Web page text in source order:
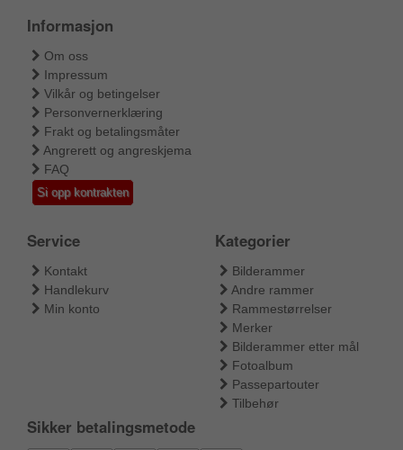
Informasjon
Om oss
Impressum
Vilkår og betingelser
Personvernerklæring
Frakt og betalingsmåter
Angrerett og angreskjema
FAQ
Si opp kontrakten
Service
Kontakt
Handlekurv
Min konto
Kategorier
Bilderammer
Andre rammer
Rammestørrelser
Merker
Bilderammer etter mål
Fotoalbum
Passepartouter
Tilbehør
Sikker betalingsmetode